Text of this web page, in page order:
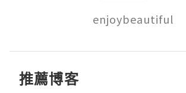
enjoybeautiful
推薦博客